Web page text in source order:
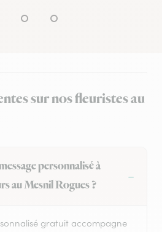
sur nos fleuristes au
personnalisé à
au Mesnil Rogues ?
gratuit accompagne